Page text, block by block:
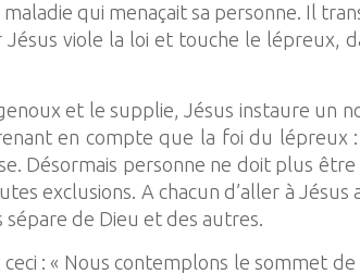
qui menaçait sa personne. Il
viole la loi et touche le lépreux,
et le supplie, Jésus instaure un
en compte que la foi du lépreux
Désormais personne ne doit plus
exclusions. A chacun d’aller à Jésus
de Dieu et des autres.
: « Nous contemplons le sommet